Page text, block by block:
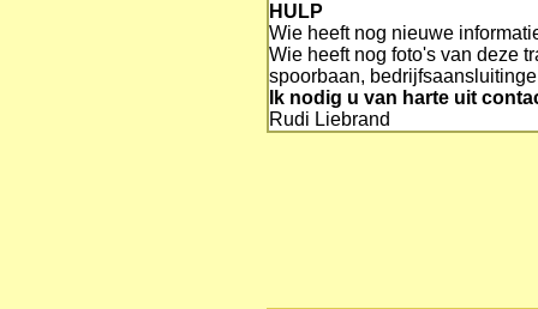
HULP
Wie heeft nog nieuwe
Wie heeft nog foto's van deze
spoorbaan,
Ik nodig u van harte uit
Rudi Liebrand